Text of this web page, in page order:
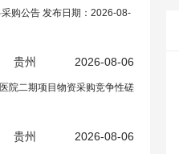
购公告 发布日期：2026-08-
贵州 2026-08-06
院二期项目物资采购竞争性磋
贵州 2026-08-06